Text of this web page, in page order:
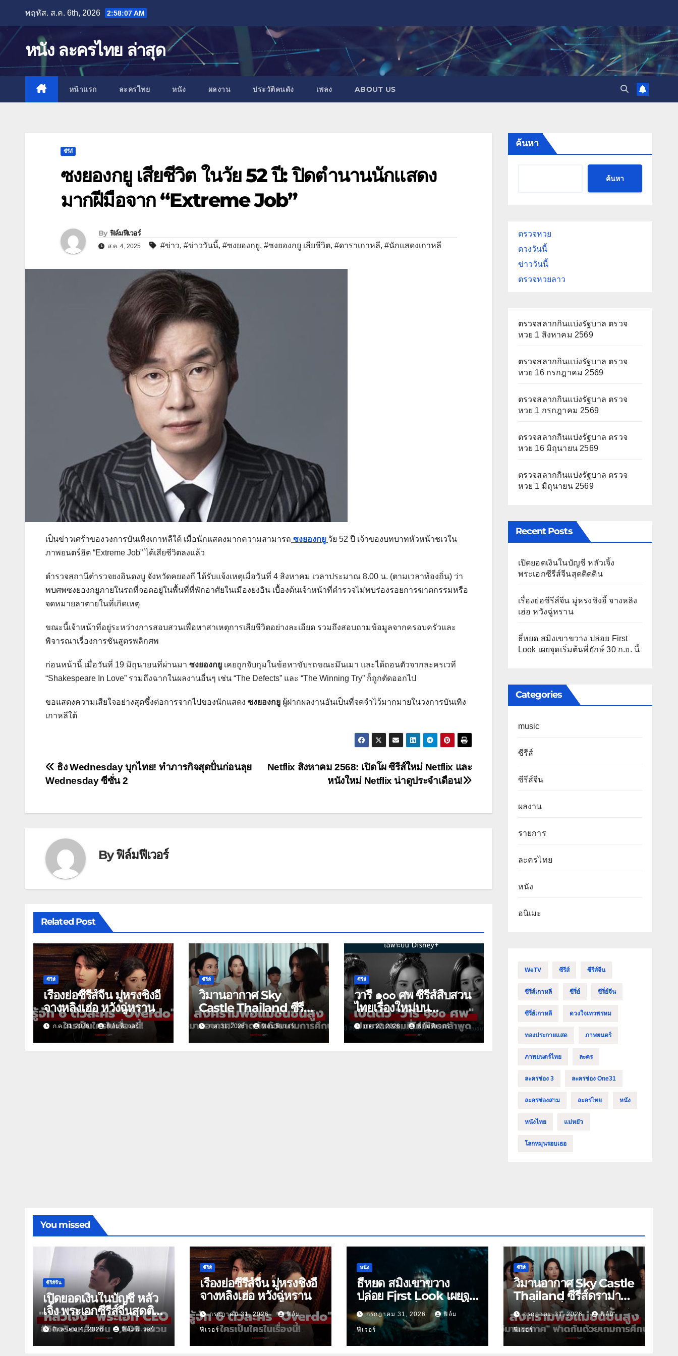
content
พฤหัส. ส.ค. 6th, 2026 2:58:07 AM
หนัง ละครไทย ล่าสุด
หน้าแรก ละครไทย หนัง ผลงาน ประวัติคนดัง เพลง ABOUT US
ซีรีส์
ซงยองกยู เสียชีวิต ในวัย 52 ปี: ปิดตำนานนักแสดง
มากฝีมือจาก “Extreme Job”
By ฟิล์มฟีเวอร์
ส.ค. 4, 2025 #ข่าว, #ข่าววันนี้, #ซงยองกยู, #ซงยองกยู เสียชีวิต, #ดาราเกาหลี, #นักแสดงเกาหลี
เป็นข่าวเศร้าของวงการบันเทิงเกาหลีใต้ เมื่อนักแสดงมากความสามารถ ซงยองกยู วัย 52 ปี เจ้าของบทบาทหัวหน้าชเวใน
ภาพยนตร์ฮิต “Extreme Job” ได้เสียชีวิตลงแล้ว
ตำรวจสถานีตำรวจยงอินดงบู จังหวัดคยองกี ได้รับแจ้งเหตุเมื่อวันที่ 4 สิงหาคม เวลาประมาณ 8.00 น. (ตามเวลาท้องถิ่น) ว่า
พบศพซงยองกยูภายในรถที่จอดอยู่ในพื้นที่ที่พักอาศัยในเมืองยงอิน เบื้องต้นเจ้าหน้าที่ตำรวจไม่พบร่องรอยการฆาตกรรมหรือ
จดหมายลาตายในที่เกิดเหตุ
ขณะนี้เจ้าหน้าที่อยู่ระหว่างการสอบสวนเพื่อหาสาเหตุการเสียชีวิตอย่างละเอียด รวมถึงสอบถามข้อมูลจากครอบครัวและ
พิจารณาเรื่องการชันสูตรพลิกศพ
ก่อนหน้านี้ เมื่อวันที่ 19 มิถุนายนที่ผ่านมา ซงยองกยู เคยถูกจับกุมในข้อหาขับรถขณะมึนเมา และได้ถอนตัวจากละครเวที
“Shakespeare In Love” รวมถึงฉากในผลงานอื่นๆ เช่น “The Defects” และ “The Winning Try” ก็ถูกตัดออกไป
ขอแสดงความเสียใจอย่างสุดซึ้งต่อการจากไปของนักแสดง ซงยองกยู ผู้ฝากผลงานอันเป็นที่จดจำไว้มากมายในวงการบันเทิง
เกาหลีใต้
แนะแนว
Netflix สิงหาคม 2568: เปิดโผ ซีรีส์ใหม่ Netflix และ
หนังใหม่ Netflix น่าดูประจำเดือน!
ธิง Wednesday บุกไทย! ทำภารกิจสุดปั่นก่อนลุย
Wednesday ซีซั่น 2
Byฟิล์มฟีเวอร์
Related Post
ซีรีส์
เรื่องย่อซีรีส์จีน มู่หรงชิงอี้
จางหลิงเฮ่อ หวังฉู่หราน
ก.ค. 31, 2026 ฟิล์มฟีเวอร์
ซีรีส์
วิมานอากาศ Sky
Castle Thailand ซีรีส์
ดราม่าฟอร์มยักษ์ ช่อง
วัน31
ก.ค. 31, 2026 ฟิล์มฟีเวอร์
ซีรีส์
วารี ๑๐๐ ศพ ซีรีส์สืบสวน
ไทยเรื่องใหม่บน
Disney+
ก.ค. 27, 2026 ฟิล์มฟีเวอร์
ค้นหา
ค้นหา
ตรวจหวย
ดวงวันนี้
ข่าววันนี้
ตรวจหวยลาว
ตรวจสลากกินแบ่งรัฐบาล ตรวจ
หวย 1 สิงหาคม 2569
ตรวจสลากกินแบ่งรัฐบาล ตรวจ
หวย 16 กรกฎาคม 2569
ตรวจสลากกินแบ่งรัฐบาล ตรวจ
หวย 1 กรกฎาคม 2569
ตรวจสลากกินแบ่งรัฐบาล ตรวจ
หวย 16 มิถุนายน 2569
ตรวจสลากกินแบ่งรัฐบาล ตรวจ
หวย 1 มิถุนายน 2569
Recent Posts
เปิดยอดเงินในบัญชี หลัวเจิ้ง
พระเอกซีรีส์จีนสุดติดดิน
เรื่องย่อซีรีส์จีน มู่หรงชิงอี้ จางหลิง
เฮ่อ หวังฉู่หราน
ธี่หยด สมิงเขาขวาง ปล่อย First
Look เผยจุดเริ่มต้นพี่ยักษ์ 30 ก.ย. นี้
Categories
music
ซีรีส์
ซีรีส์จีน
ผลงาน
รายการ
ละครไทย
หนัง
อนิเมะ
WeTV ซีรีส์ ซีรีส์จีน
ซีรีส์เกาหลี ซีรี่ย์ ซีรี่ย์จีน
ซีรี่ย์เกาหลี ดวงใจเทวพรหม
ทองประกายแสด ภาพยนตร์
ภาพยนตร์ไทย ละคร
ละครช่อง 3 ละครช่อง One31
ละครช่องสาม ละครไทย หนัง
หนังไทย แม่หยัว
โลกหมุนรอบเธอ
You missed
ซีรีส์จีน
เปิดยอดเงินในบัญชี หลัว
เจิ้ง พระเอกซีรีส์จีนสุดติด
ดินสิงหาคม 4, 2026 ฟิล์มฟีเวอร์
ซีรีส์
เรื่องย่อซีรีส์จีน มู่หรงชิงอี้
จางหลิงเฮ่อ หวังฉู่หราน
กรกฎาคม 31, 2026 ฟิล์ม
ฟีเวอร์
หนัง
ธี่หยด สมิงเขาขวาง
ปล่อย First Look เผยจุด
เริ่มต้นพี่ยักษ์ 30 ก.ย. นี้
กรกฎาคม 31, 2026 ฟิล์ม
ฟีเวอร์
ซีรีส์
วิมานอากาศ Sky Castle
Thailand ซีรีส์ดราม่า
ฟอร์มยักษ์ ช่องวัน31
กรกฎาคม 31, 2026 ฟิล์ม
ฟีเวอร์